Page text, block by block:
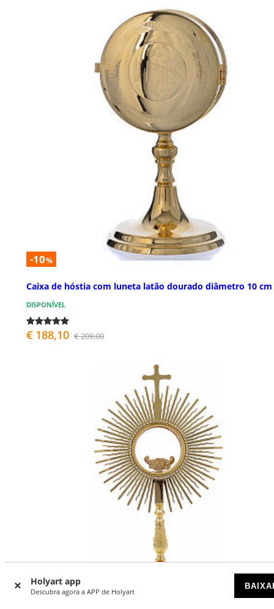
Holyart app
Descubra agora a APP de Holyart
-10%
Caixa de hóstia com luneta latão dourado diâmetro 10 cm
DISPONÍVEL
€ 188,10 € 209,00